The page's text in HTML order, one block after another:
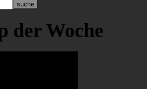
der Woche